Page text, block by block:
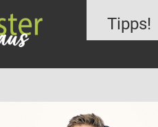
Tipps!